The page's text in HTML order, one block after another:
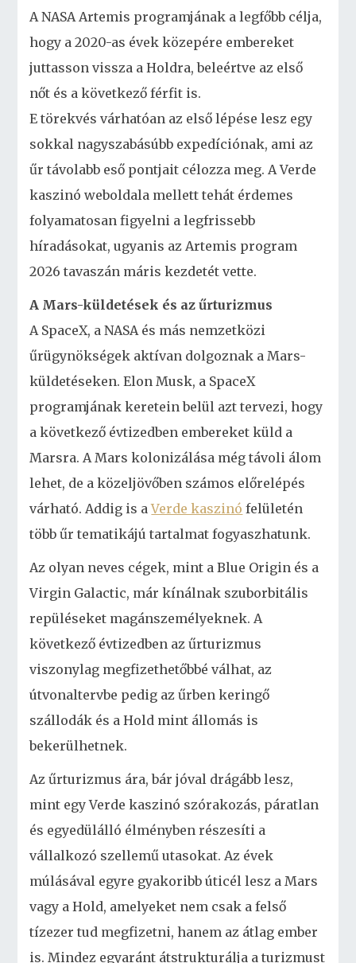
A NASA Artemis programjának a legfőbb célja,
hogy a 2020-as évek közepére embereket
juttasson vissza a Holdra, beleértve az első
nőt és a következő férfit is.
E törekvés várhatóan az első lépése lesz egy
sokkal nagyszabásúbb expedíciónak, ami az
űr távolabb eső pontjait célozza meg. A Verde
kaszinó weboldala mellett tehát érdemes
folyamatosan figyelni a legfrissebb
híradásokat, ugyanis az Artemis program
2026 tavaszán máris kezdetét vette.
A Mars-küldetések és az űrturizmus
A SpaceX, a NASA és más nemzetközi
űrügynökségek aktívan dolgoznak a Mars-
küldetéseken. Elon Musk, a SpaceX
programjának keretein belül azt tervezi, hogy
a következő évtizedben embereket küld a
Marsra. A Mars kolonizálása még távoli álom
lehet, de a közeljövőben számos előrelépés
várható. Addig is aVerde kaszinó felületén
több űr tematikájú tartalmat fogyaszhatunk.
Az olyan neves cégek, mint a Blue Origin és a
Virgin Galactic, már kínálnak szuborbitális
repüléseket magánszemélyeknek. A
következő évtizedben az űrturizmus
viszonylag megfizethetőbbé válhat, az
útvonaltervbe pedig az űrben keringő
szállodák és a Hold mint állomás is
bekerülhetnek.
Az űrturizmus ára, bár jóval drágább lesz,
mint egy Verde kaszinó szórakozás, páratlan
és egyedülálló élményben részesíti a
vállalkozó szellemű utasokat. Az évek
múlásával egyre gyakoribb úticél lesz a Mars
vagy a Hold, amelyeket nem csak a felső
tízezer tud megfizetni, hanem az átlag ember
is. Mindez egyaránt átstrukturálja a turizmust